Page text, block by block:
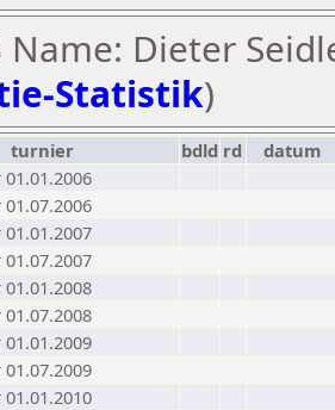
Name: Dieter
Statistik)
turnier bdld rd
datum